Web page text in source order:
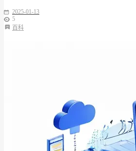
2025-01-13
5
百科